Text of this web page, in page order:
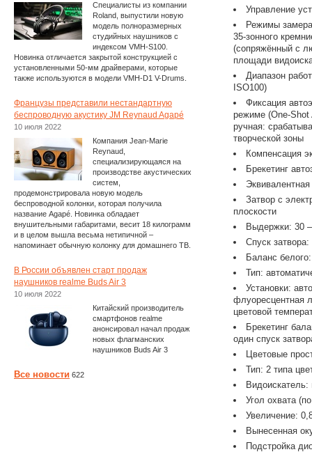
Управление
Режимы
35-зонного
(сопряжённый с
площади
Диапазон
ISO100)
Фиксация
режиме (One-Shot
ручная:
творческой зоны
Компенсация
Брекетинг
Затвор с
плоскости
Выдержки: 30
Спуск
Баланс белого:
Тип:
Установки:
флуоресцентная
цветовой
Брекетинг
один спуск
Цветовые
Тип: 2 типа
Видоискатель:
Угол охвата
Увеличение:
Вынесенная
Подстройка
Специалисты из компании
Roland, выпустили новую
модель полноразмерных
студийных наушников с
индексом VMH-S100.
Новинка отличается закрытой конструкцией с
установленными 50-мм драйверами, которые
также используются в модели VMH-D1 V-Drums.
Французы представили нестандартную
беспроводную акустику JM Reynaud Agapé
10 июля 2022
Компания Jean-Marie
Reynaud,
специализирующаяся на
производстве акустических
систем,
продемонстрировала новую модель
беспроводной колонки, которая получила
название Agapé. Новинка обладает
внушительными габаритами, весит 18 килограмм
и в целом вышла весьма нетипичной –
напоминает обычную колонку для домашнего ТВ.
В России объявлен старт продаж
наушников realme Buds Air 3
10 июля 2022
Китайский производитель
смартфонов realme
анонсировал начал продаж
новых флагманских
наушников Buds Air 3
Все новости 622